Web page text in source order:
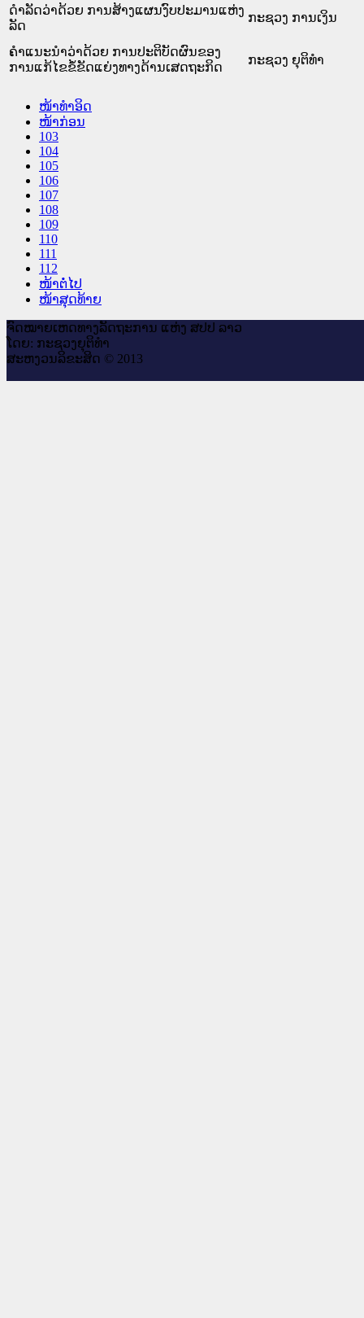
ດຳລັດວ່າດ້ວຍ ການສ້າງແຜນງົບປະມານແຫ່ງ
ລັດ
ກະຊວງ ການເງິນ
ຄໍາແນະນໍາວ່າດ້ວຍ ການປະຕິບັດຜົນຂອງ
ການແກ້ໄຂຂໍ້ຂັດແຍ່ງທາງດ້ານເສດຖະກິດ
ກະຊວງ ຍຸຕິທໍາ
ໜ້າທໍາອິດ
ໜ້າກ່ອນ
103
104
105
106
107
108
109
110
111
112
ໜ້າຕໍ່ໄປ
ໜ້າສຸດທ້າຍ
ຈົດ​ໝາຍ​ເຫດ​ທາງ​ລັດ​ຖະ​ການ ແຫ່ງ ສ​ປ​ປ ລາວ
ໂດຍ: ກະ​ຊວງຍຸ​ຕິ​ທຳ
ສະ​ຫງວນ​ລິ​ຂະ​ສິດ © 2013